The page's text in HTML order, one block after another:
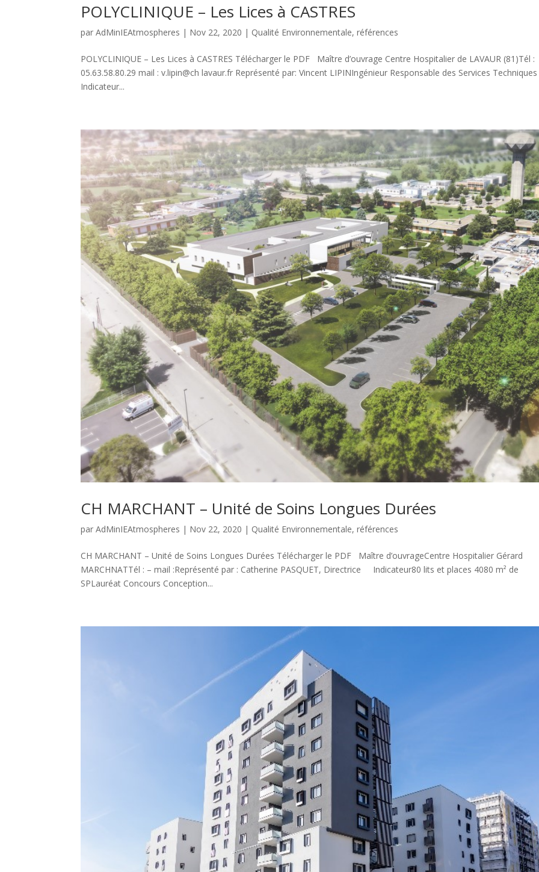
POLYCLINIQUE – Les Lices à CASTRES
parAdMinIEAtmospheres | Nov 22, 2020 | Qualité Environnementale,références
POLYCLINIQUE – Les Lices à CASTRES Télécharger le PDF Maître d’ouvrage Centre Hospitalier de LAVAUR (81)Tél :
05.63.58.80.29 mail : v.lipin@ch lavaur.fr Représenté par: Vincent LIPINIngénieur Responsable des Services
Indicateur...
CH MARCHANT – Unité de Soins Longues Durées
parAdMinIEAtmospheres | Nov 22, 2020 | Qualité Environnementale,références
CH MARCHANT – Unité de Soins Longues Durées Télécharger le PDF Maître d’ouvrageCentre Hospitalier Gérard
MARCHNATTél : – mail :Représenté par : Catherine PASQUET, Directrice Indicateur80 lits et places 4080 m² de
SPLauréat Concours Conception...